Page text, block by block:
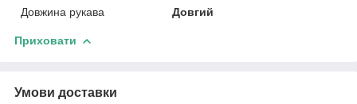
Довжина рукава
Довгий
Приховати
Умови доставки